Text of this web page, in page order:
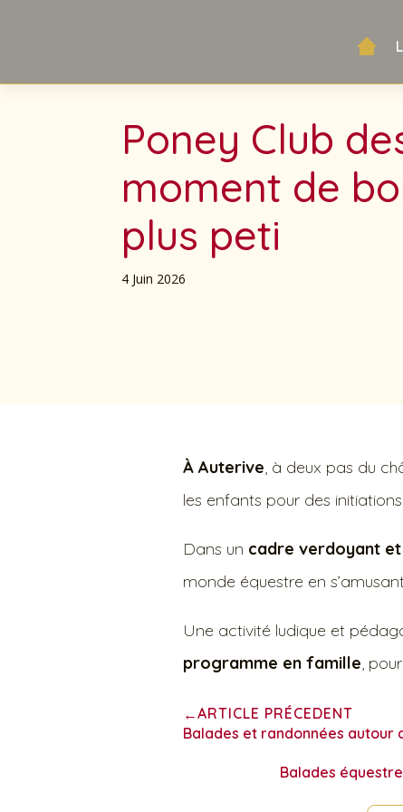
Poney Club
moment de
plus peti
4 Juin 2026
À Auterive, à deux pas du
les enfants pour des
Dans un cadre verdoyant
monde équestre en
Une activité ludique et
programme en famille,
←ARTICLE PRÉCEDENT
Balades et randonnées autour
Balades